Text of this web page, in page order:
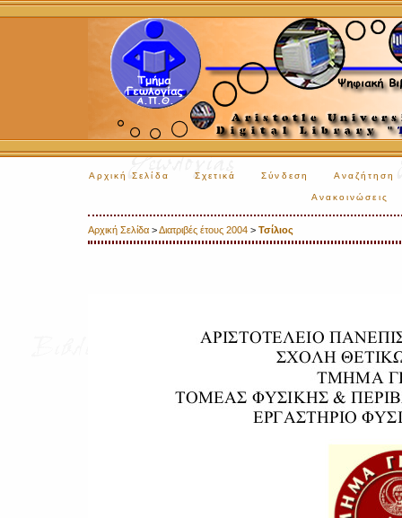
Αρχική Σελίδα Σχετικά Σύνδεση Αναζήτηση
Ανακοινώσεις
Αρχική Σελίδα >Διατριβές έτους 2004 > Τσίλιος